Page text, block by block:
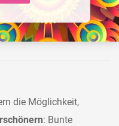
die Möglichkeit,
: Bunte